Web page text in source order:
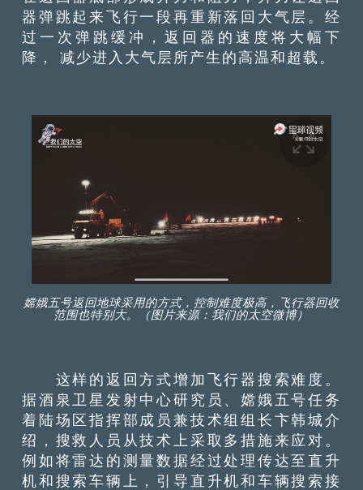
器弹跳起来飞行一段再重新落回大气层。经
过一次弹跳缓冲，返回器的速度将大幅下
降， 减少进入大气层所产生的高温和超载。
嫦娥五号返回地球采用的方式，控制难度极高，飞行器回收
范围也特别大。（图片来源：我们的太空微博）
这样的返回方式增加飞行器搜索难度。
据酒泉卫星发射中心研究员、嫦娥五号任务
着陆场区指挥部成员兼技术组组长卞韩城介
绍，搜救人员从技术上采取多措施来应对。
例如将雷达的测量数据经过处理传达至直升
机和搜索车辆上，引导直升机和车辆搜索接